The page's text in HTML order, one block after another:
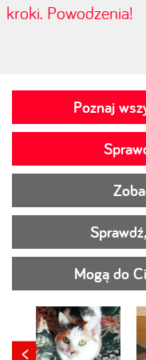
kroki. Powodzenia!
Poznaj
Mogą do